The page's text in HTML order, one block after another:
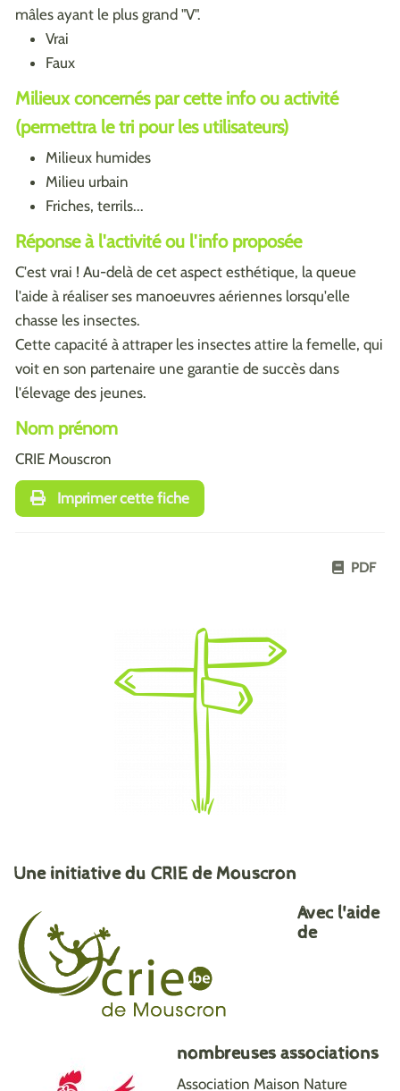
mâles ayant le plus grand "V".
Vrai
Faux
Milieux concernés par cette info ou activité
(permettra le tri pour les utilisateurs)
Milieux humides
Milieu urbain
Friches, terrils...
Réponse à l'activité ou l'info proposée
C'est vrai ! Au-delà de cet aspect esthétique, la queue
l'aide à réaliser ses manoeuvres aériennes lorsqu'elle
chasse les insectes.
Cette capacité à attraper les insectes attire la femelle, qui
voit en son partenaire une garantie de succès dans
l'élevage des jeunes.
Nom prénom
CRIE Mouscron
Imprimer cette fiche
PDF
Une initiative du CRIE de Mouscron
Avec l'aide
de
nombreuses associations
Association Maison Nature